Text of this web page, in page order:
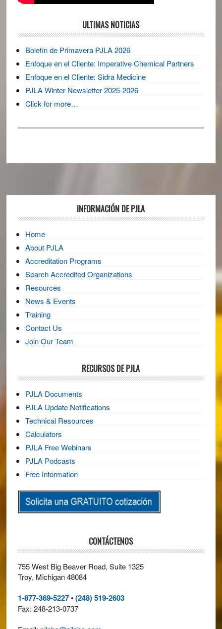
ULTIMAS NOTICIAS
Boletín de Primavera PJLA 2026
Enfoque en el Cliente: Imperative Chemical Partners
Enfoque en el Cliente: Sidra Medicine
PJLA Winter Newsletter 2025-2026
Click for more…
INFORMACIÓN DE PJLA
Home
About PJLA
Accreditation Programs
Search Accredited Organizations
Resources
News & Events
Training
Contact Us
Join Our Team
RECURSOS DE PJLA
PJLA Documents
PJLA Update Notifications
Technical Resources
Calculators
PJLA Free Webinars
PJLA Podcasts
Free Information
CONTÁCTENOS
755 West Big Beaver Road, Suite 1325
Troy, Michigan 48084
1-877-369-5227•(248) 519-2603
Fax: 248-213-0737